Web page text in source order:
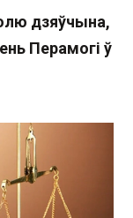
дзяўчына,
Перамогі ў